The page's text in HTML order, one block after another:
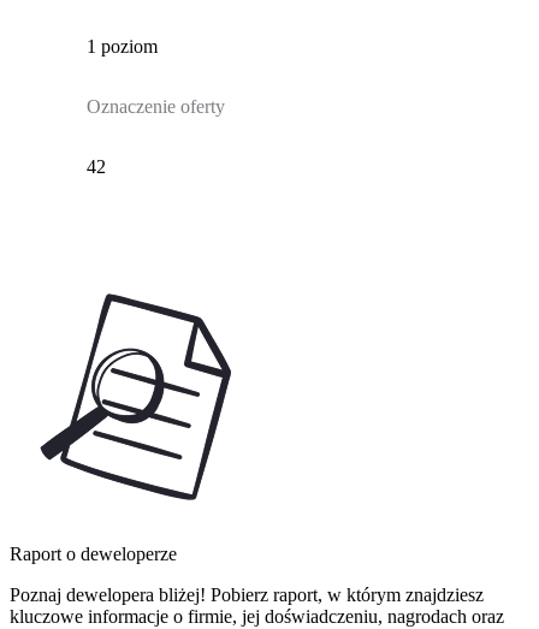
1 poziom
Oznaczenie oferty
42
Raport o deweloperze
Poznaj dewelopera bliżej! Pobierz raport, w którym znajdziesz
kluczowe informacje o firmie, jej doświadczeniu, nagrodach oraz